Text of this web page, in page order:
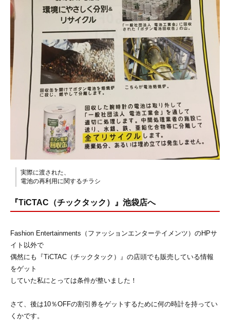
実際に渡された、
電池の再利用に関するチラシ
『TiCTAC（チックタック）』池袋店へ
Fashion Entertainments（ファッションエンターテイメンツ）のHPサ
イト以外で
偶然にも『TiCTAC（チックタック）』の店頭でも販売している情報
をゲット
していた私にとっては条件が整いました！
さて、後は10％OFFの割引券をゲットするために何の時計を持ってい
くかです。